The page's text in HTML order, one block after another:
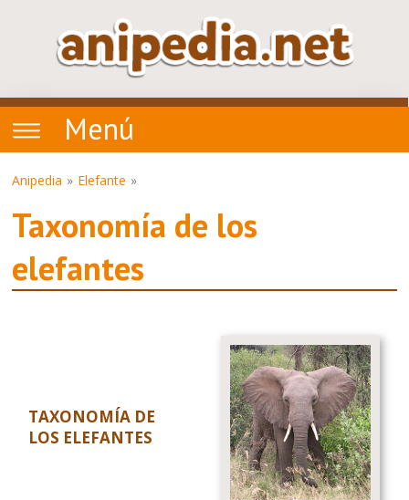
Menú
Anipedia Elefante
Taxonomía de los
elefantes
TAXONOMÍA DE
LOS ELEFANTES